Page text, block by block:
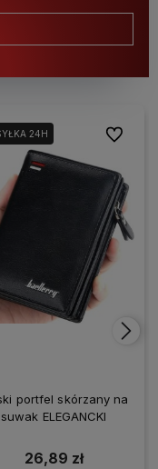
24H
portfel skórzany na
suwak ELEGANCKI
26,89 zł
Do